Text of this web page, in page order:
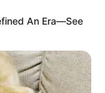
Mute
Padan Rok
dan bawahan
An Era—See